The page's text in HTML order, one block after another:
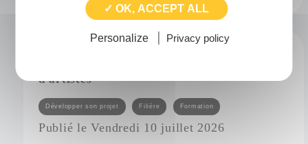
d'artistes
Catégories
Développer son projet Filière Formation
Publié le Vendredi 10 juillet 2026
✓ OK, ACCEPT ALL
Personalize Privacy policy